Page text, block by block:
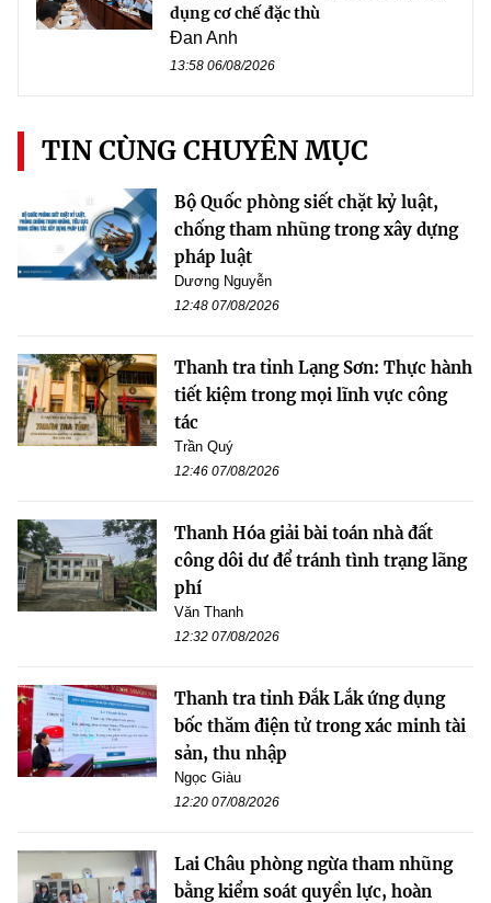
dụng cơ chế đặc thù
Đan Anh
13:58 06/08/2026
TIN CÙNG CHUYÊN MỤC
Bộ Quốc phòng siết chặt kỷ luật,
chống tham nhũng trong xây dựng
pháp luật
Dương Nguyễn
12:48 07/08/2026
Thanh tra tỉnh Lạng Sơn: Thực hành
tiết kiệm trong mọi lĩnh vực công
tác
Trần Quý
12:46 07/08/2026
Thanh Hóa giải bài toán nhà đất
công dôi dư để tránh tình trạng lãng
phí
Văn Thanh
12:32 07/08/2026
Thanh tra tỉnh Đắk Lắk ứng dụng
bốc thăm điện tử trong xác minh tài
sản, thu nhập
Ngọc Giàu
12:20 07/08/2026
Lai Châu phòng ngừa tham nhũng
bằng kiểm soát quyền lực, hoàn